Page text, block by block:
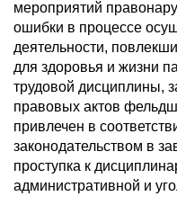
мероприятий
ошибки в процессе
деятельности,
для здоровья и жизни
трудовой дисциплины,
правовых актов
привлечен в
законодательством в
проступка к
административной и